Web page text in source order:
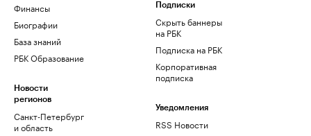
Финансы
Биографии
База знаний
РБК Образование
Новости
регионов
Санкт-Петербург
и область
Подписки
Скрыть баннеры
на РБК
Подписка на РБК
Корпоративная
подписка
Уведомления
RSS Новости